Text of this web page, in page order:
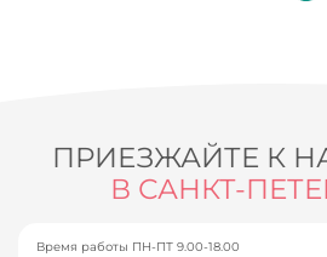
ПРИЕЗЖАЙТЕ К
В САНКТ-
Время работы ПН-ПТ 9.00-18.00